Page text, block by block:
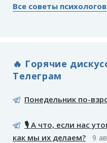
Все советы психологов
🔥 Горячие
Телеграм
Понедельник по-
🎙️ А что, если нас
как мы их делаем?
9